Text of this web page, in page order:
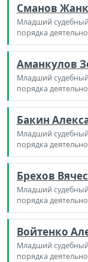
Сманов
Младший
порядка
Аманкулов
Младший
порядка
Бакин
Младший
порядка
Брехов
Младший
порядка
Войтенко
Младший
порядка